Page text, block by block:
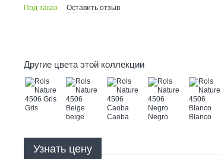
Под заказ Оставить отзыв
Другие цвета этой коллекции
Узнать цену